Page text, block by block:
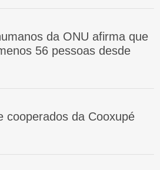
da ONU afirma que
56 pessoas desde
cooperados da Cooxupé